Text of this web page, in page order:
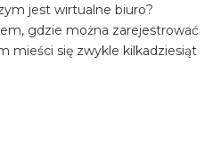
jest wirtualne biuro?
gdzie można zarejestrować
mieści się zwykle kilkadziesiąt